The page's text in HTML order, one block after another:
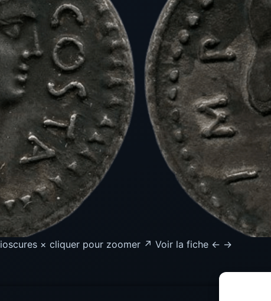
× cliquer pour zoomer ↗ Voir la fiche ← →